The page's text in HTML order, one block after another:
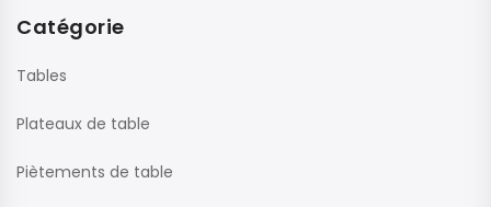
Catégorie
Tables
Plateaux de table
Piètements de table